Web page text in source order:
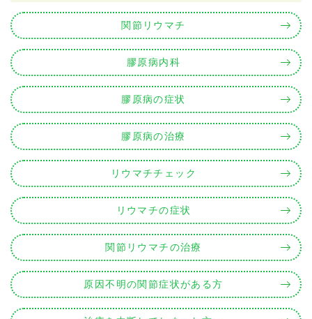
関節リウマチ
膠原病内科
膠原病の症状
膠原病の治療
リウマチチェック
リウマチの症状
関節リウマチの治療
原因不明の関節症状がある方